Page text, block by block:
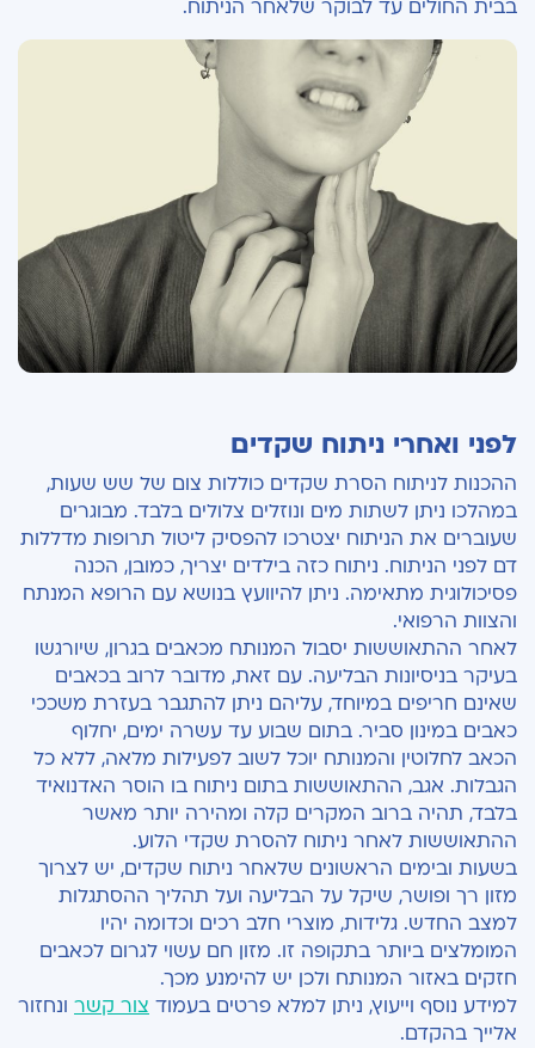
בבית החולים עד לבוקר שלאחר הניתוח.
לפני ואחרי ניתוח שקדים
ההכנות לניתוח הסרת שקדים כוללות צום של שש שעות,
במהלכו ניתן לשתות מים ונוזלים צלולים בלבד. מבוגרים
שעוברים את הניתוח יצטרכו להפסיק ליטול תרופות מדללות
דם לפני הניתוח. ניתוח כזה בילדים יצריך, כמובן, הכנה
פסיכולוגית מתאימה. ניתן להיוועץ בנושא עם הרופא המנתח
והצוות הרפואי.
לאחר ההתאוששות יסבול המנותח מכאבים בגרון, שיורגשו
בעיקר בניסיונות הבליעה. עם זאת, מדובר לרוב בכאבים
שאינם חריפים במיוחד, עליהם ניתן להתגבר בעזרת משככי
כאבים במינון סביר. בתום שבוע עד עשרה ימים, יחלוף
הכאב לחלוטין והמנותח יוכל לשוב לפעילות מלאה, ללא כל
הגבלות. אגב, ההתאוששות בתום ניתוח בו הוסר האדנואיד
בלבד, תהיה ברוב המקרים קלה ומהירה יותר מאשר
ההתאוששות לאחר ניתוח להסרת שקדי הלוע.
בשעות ובימים הראשונים שלאחר ניתוח שקדים, יש לצרוך
מזון רך ופושר, שיקל על הבליעה ועל תהליך ההסתגלות
למצב החדש. גלידות, מוצרי חלב רכים וכדומה יהיו
המומלצים ביותר בתקופה זו. מזון חם עשוי לגרום לכאבים
חזקים באזור המנותח ולכן יש להימנע מכך.
למידע נוסף וייעוץ, ניתן למלא פרטים בעמוד צור קשר ונחזור
אלייך בהקדם.